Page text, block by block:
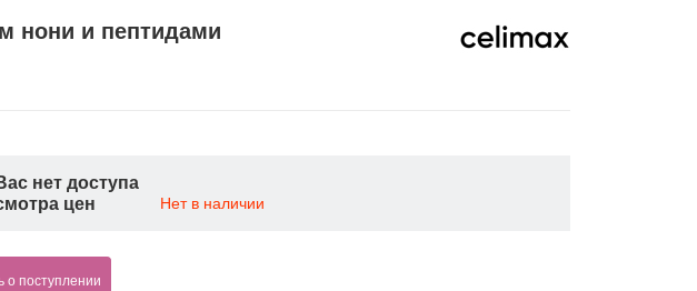
нони и пептидами
нет доступа
цен
Нет в наличии
о поступлении